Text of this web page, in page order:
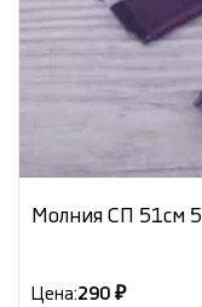
Молния СП 51см
Цена:290 ₽